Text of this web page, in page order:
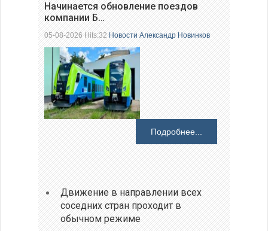
Начинается обновление поездов
компании Б…
05-08-2026 Hits:32Новости Александр Новинков
Подробнее...
Движение в направлении всех
соседних стран проходит в
обычном режиме